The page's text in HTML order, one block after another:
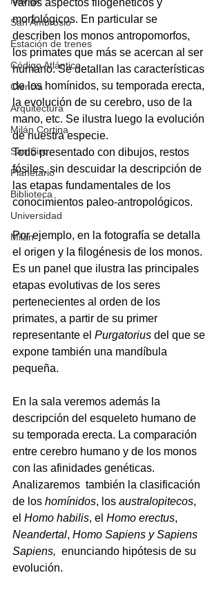
San Ambrosio
Estación de trenes
Código Atlántico
Ciencia
Arquitectura
Milán Cortina
San Siro
Planetario
Biblioteca
Universidad
Milán
varios aspectos filogenéticos y
morfológicos. En particular se
describen los monos antropomorfos,
los primates que más se acercan al ser
humano. Se detallan las características
de los homínidos, su temporada erecta,
la evolución de su cerebro, uso de la
mano, etc. Se ilustra luego la evolución
de nuestra especie.
Todo presentado con dibujos, restos
fósiles, sin descuidar la descripción de
las etapas fundamentales de los
conocimientos paleo-antropológicos.
Por ejemplo, en la fotografía se detalla
el origen y la filogénesis de los monos.
Es un panel que ilustra las principales
etapas evolutivas de los seres
pertenecientes al orden de los
primates, a partir de su primer
representante el Purgatorius del que se
expone también una mandíbula
pequeña.
En la sala veremos además la
descripción del esqueleto humano de
su temporada erecta. La comparación
entre cerebro humano y de los monos
con las afinidades genéticas.
Analizaremos  también la clasificación
de los homínidos, los australopitecos,
el Homo habilis, el Homo erectus,
Neandertal, Homo Sapiens y Sapiens
Sapiens, enunciando hipótesis de su
evolución.